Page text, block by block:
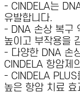
- CINDELA는
유발합니다.
- DNA 손상 복구
높이고 부작용을
- 다양한 DNA 손
CINDELA 항암제
- CINDELA
높은 항암 치료